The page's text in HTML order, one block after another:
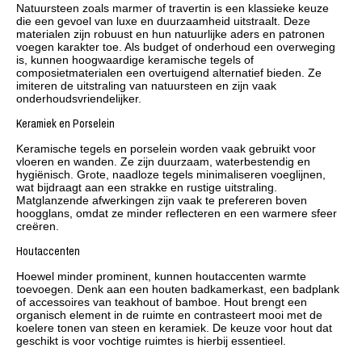
Natuursteen zoals marmer of travertin is een klassieke keuze
die een gevoel van luxe en duurzaamheid uitstraalt. Deze
materialen zijn robuust en hun natuurlijke aders en patronen
voegen karakter toe. Als budget of onderhoud een overweging
is, kunnen hoogwaardige keramische tegels of
composietmaterialen een overtuigend alternatief bieden. Ze
imiteren de uitstraling van natuursteen en zijn vaak
onderhoudsvriendelijker.
Keramiek en Porselein
Keramische tegels en porselein worden vaak gebruikt voor
vloeren en wanden. Ze zijn duurzaam, waterbestendig en
hygiënisch. Grote, naadloze tegels minimaliseren voeglijnen,
wat bijdraagt aan een strakke en rustige uitstraling.
Matglanzende afwerkingen zijn vaak te prefereren boven
hoogglans, omdat ze minder reflecteren en een warmere sfeer
creëren.
Houtaccenten
Hoewel minder prominent, kunnen houtaccenten warmte
toevoegen. Denk aan een houten badkamerkast, een badplank
of accessoires van teakhout of bamboe. Hout brengt een
organisch element in de ruimte en contrasteert mooi met de
koelere tonen van steen en keramiek. De keuze voor hout dat
geschikt is voor vochtige ruimtes is hierbij essentieel.